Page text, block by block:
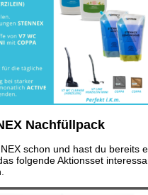
Nachfüllpack
schon und hast du bereits
folgende Aktionsset